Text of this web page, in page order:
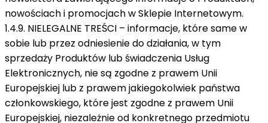
nowościach i promocjach w Sklepie Internetowym.
1.4.9. NIELEGALNE TREŚCI – informacje, które same w
sobie lub przez odniesienie do działania, w tym
sprzedaży Produktów lub świadczenia Usług
Elektronicznych, nie są zgodne z prawem Unii
Europejskiej lub z prawem jakiegokolwiek państwa
członkowskiego, które jest zgodne z prawem Unii
Europejskiej, niezależnie od konkretnego przedmiotu